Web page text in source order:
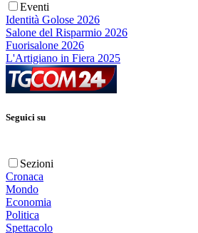
Eventi
Identità Golose 2026
Salone del Risparmio 2026
Fuorisalone 2026
L'Artigiano in Fiera 2025
Seguici su
Sezioni
Cronaca
Mondo
Economia
Politica
Spettacolo